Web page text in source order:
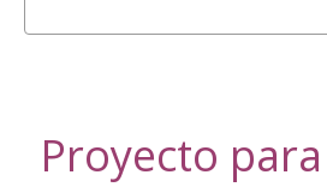
Proyecto